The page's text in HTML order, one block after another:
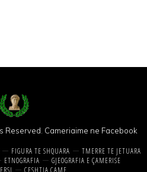
Reserved. Cameriaime ne Facebook
FIGURA TE SHQUARA
TMERRE TE JETUARA
ETNOGRAFIA
GJEOGRAFIA E ÇAMERISE
CESHTJA CAME